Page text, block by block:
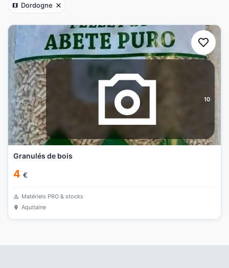
Dordogne
10
Granulés de bois
4 €
Matériels PRO & stocks
Aquitaine